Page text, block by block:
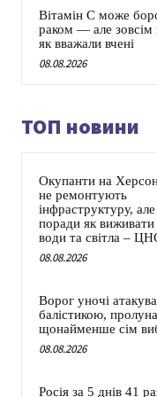
Вітамін C може
раком — але зовсім
як вважали вчені
08.08.2026
ТОП новини
Окупанти на
не ремонтують
інфраструктуру,
поради як виживати
води та світла –
08.08.2026
Ворог уночі
балістикою,
щонайменше сім
08.08.2026
Росія за 5 днів 41